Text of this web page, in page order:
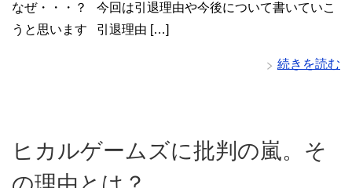
なぜ・・・？ 今回は引退理由や今後について書いていこ
うと思います 引退理由 […]
続きを読む
ヒカルゲームズに批判の嵐。そ